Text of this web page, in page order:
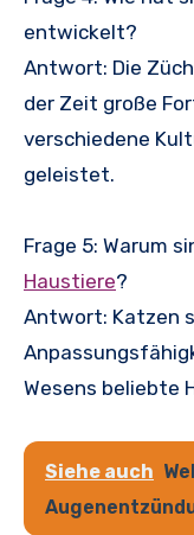
entwickelt?
Antwort: Die
der Zeit große
verschiedene
geleistet.
Frage 5: Warum
Haustiere?
Antwort: Katzen
Wesens beliebte
Siehe auch